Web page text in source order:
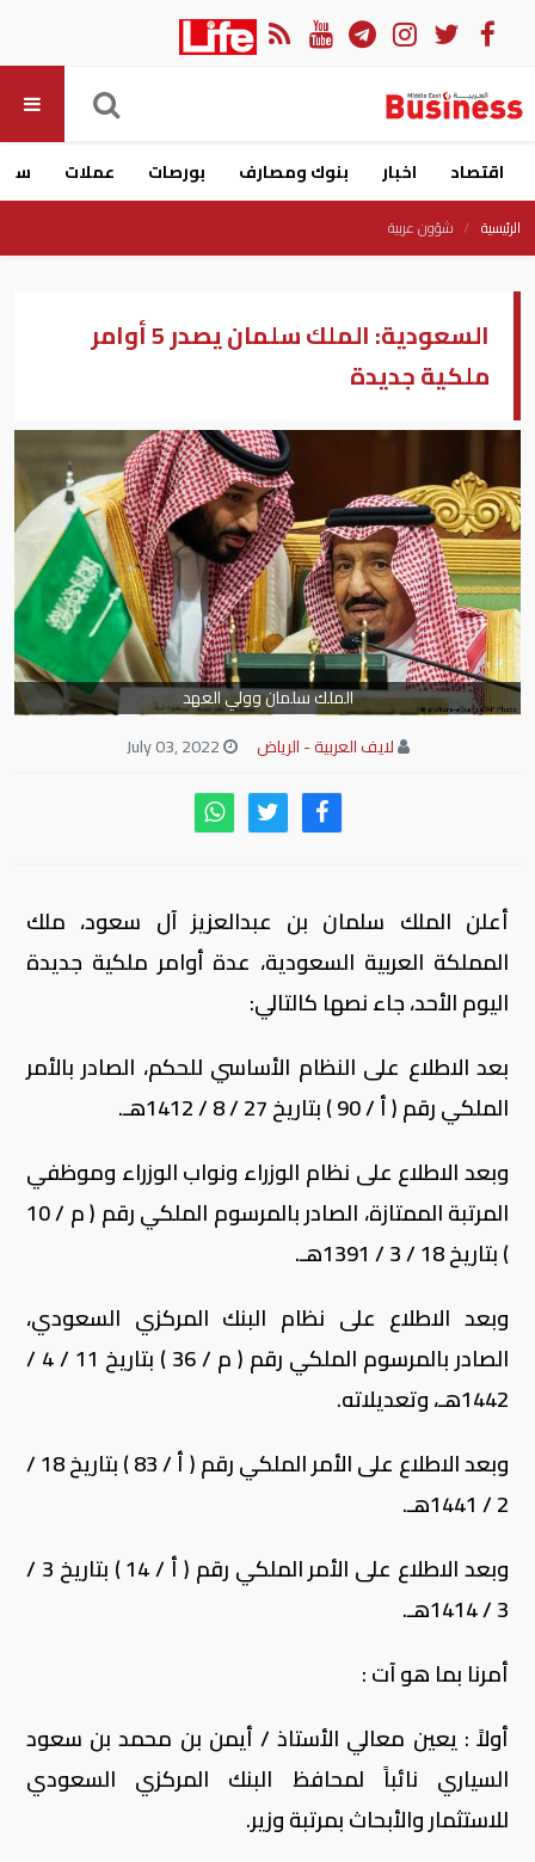
اقتصاد اخبار بنوك ومصارف بورصات عملات
الرئيسية شؤون عربية
السعودية: الملك سلمان يصدر 5 أوامر
ملكية جديدة
الملك سلمان وولي العهد
لايف العربية - الرياض
أعلن الملك سلمان بن عبدالعزيز آل سعود، ملك
المملكة العربية السعودية، عدة أوامر ملكية جديدة
اليوم الأحد، جاء نصها كالتالي:
بعد الاطلاع على النظام الأساسي للحكم، الصادر بالأمر
الملكي رقم ( أ / 90 ) بتاريخ 27 / 8 / 1412هـ.
وبعد الاطلاع على نظام الوزراء ونواب الوزراء وموظفي
المرتبة الممتازة، الصادر بالمرسوم الملكي رقم ( م / 10
) بتاريخ 18 / 3 / 1391هـ.
وبعد الاطلاع على نظام البنك المركزي السعودي،
الصادر بالمرسوم الملكي رقم ( م / 36 ) بتاريخ 11 / 4 /
1442هـ، وتعديلاته.
وبعد الاطلاع على الأمر الملكي رقم ( أ / 83 ) بتاريخ 18 /
2 / 1441هـ.
وبعد الاطلاع على الأمر الملكي رقم ( أ / 14 ) بتاريخ 3 /
3 / 1414هـ.
أمرنا بما هو آت :
أولاً : يعين معالي الأستاذ / أيمن بن محمد بن سعود
السياري نائباً لمحافظ البنك المركزي السعودي
للاستثمار والأبحاث بمرتبة وزير.